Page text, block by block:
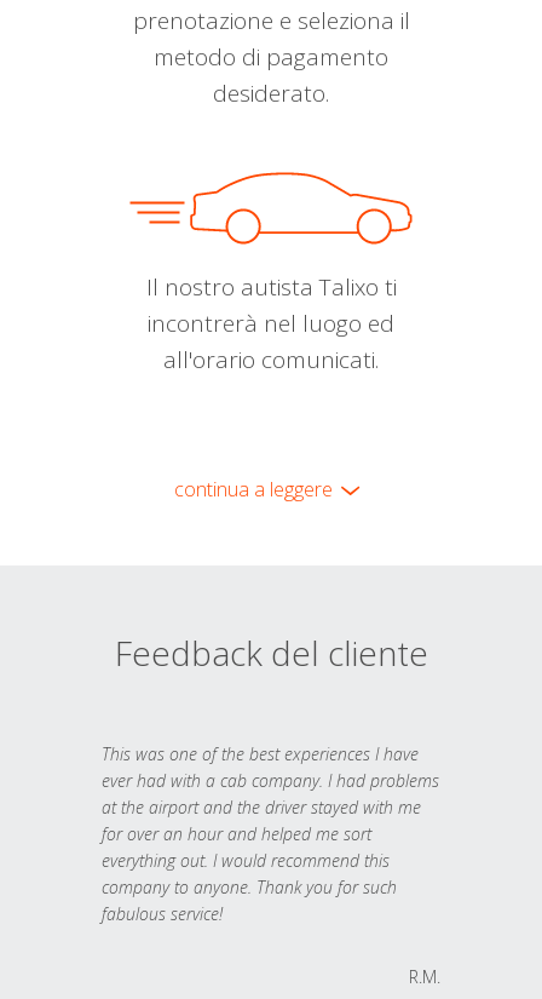
prenotazione e seleziona il
metodo di pagamento
desiderato.
Il nostro autista Talixo ti
incontrerà nel luogo ed
all'orario comunicati.
continua a leggere
Feedback del cliente
This was one of the best experiences I have
ever had with a cab company. I had problems
at the airport and the driver stayed with me
for over an hour and helped me sort
everything out. I would recommend this
company to anyone. Thank you for such
fabulous service!
R.M.